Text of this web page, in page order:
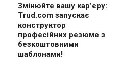
Змінюйте вашу кар’єру:
Trud.com запускає
конструктор
професійних резюме з
безкоштовними
шаблонами!